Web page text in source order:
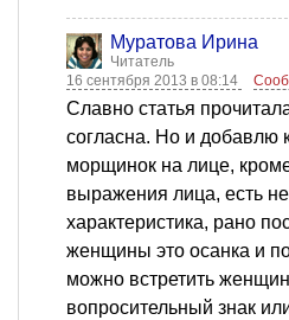
Муратова Ирина
Читатель
16 сентября 2013 в 08:14
Славно статья
согласна. Но и добавлю
морщинок на лице,
выражения лица, есть
характеристика, рано
женщины это осанка и
можно встретить
вопросительный знак